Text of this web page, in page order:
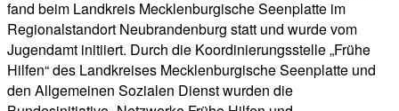
fand beim Landkreis Mecklenburgische Seenplatte im
Regionalstandort Neubrandenburg statt und wurde vom
Jugendamt initiiert. Durch die Koordinierungsstelle „Frühe
Hilfen“ des Landkreises Mecklenburgische Seenplatte und
den Allgemeinen Sozialen Dienst wurden die